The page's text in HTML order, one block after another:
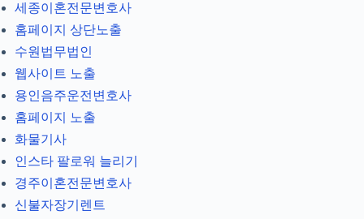
세종이혼전문변호사
홈페이지 상단노출
수원법무법인
웹사이트 노출
용인음주운전변호사
홈페이지 노출
화물기사
인스타 팔로워 늘리기
경주이혼전문변호사
신불자장기렌트